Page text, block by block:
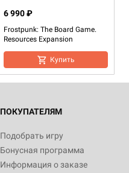
Frostpunk: The Board Game.
Resources Expansion
6 990 ₽
Купить
ПОКУПАТЕЛЯМ
Подобрать игру
Бонусная программа
Информация о заказе